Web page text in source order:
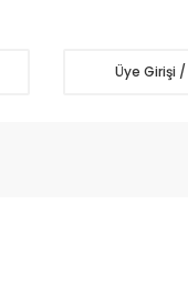
Üye Girişi